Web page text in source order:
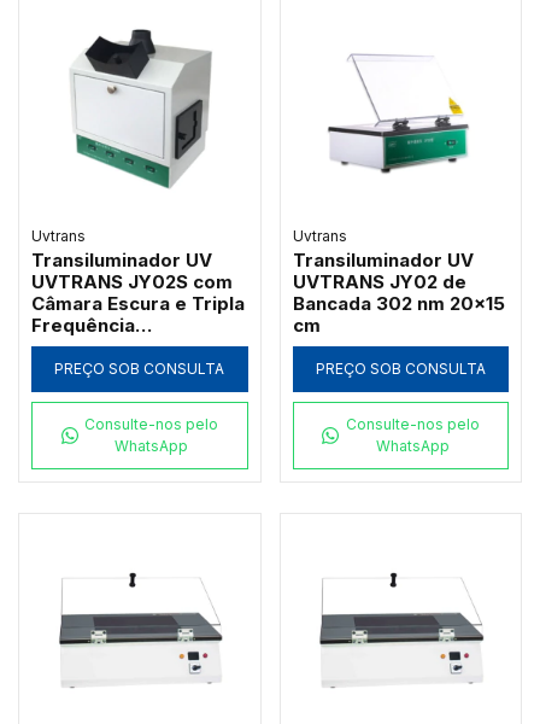
Uvtrans
Transiluminador UV
UVTRANS JY02S com
Câmara Escura e Tripla
Frequência
254/302/365 nm
PREÇO SOB CONSULTA
Consulte-nos pelo
WhatsApp
Uvtrans
Transiluminador UV
UVTRANS JY02 de
Bancada 302 nm 20x15
cm
PREÇO SOB CONSULTA
Consulte-nos pelo
WhatsApp